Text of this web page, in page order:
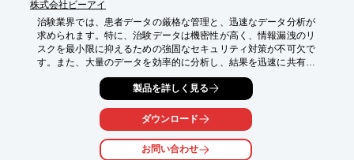
株式会社ビーアイ
治験業界では、患者データの厳格な管理と、迅速なデータ分析が
求められます。特に、治験データは機密性が高く、情報漏洩のリ
スクを最小限に抑えるための強固なセキュリティ対策が不可欠で
す。また、大量のデータを効率的に分析し、結果を迅速に共有で
きる環境が重要になります。当社のサーバ｜ソリューション部
は、治験データの安全な管理と、スムーズなデータ分析を可能に
するサーバ環境を提供します。
【活用シーン】
・治験データの保管
・データ分析基盤
製品を詳しく見る
ダウンロード
お問い合わせ